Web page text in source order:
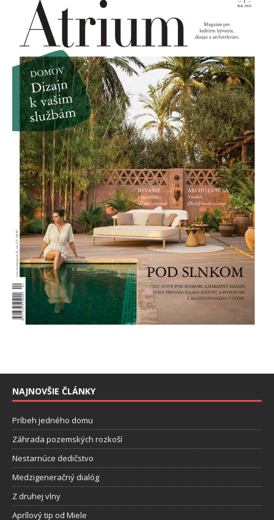
NAJNOVŠIE ČLÁNKY
Príbeh jedného domu
Záhrada pozemských rozkoší
Nestarnúce dedičstvo
Medzigeneračný dialóg
Z druhej vlny
Aprílový tip od Miele